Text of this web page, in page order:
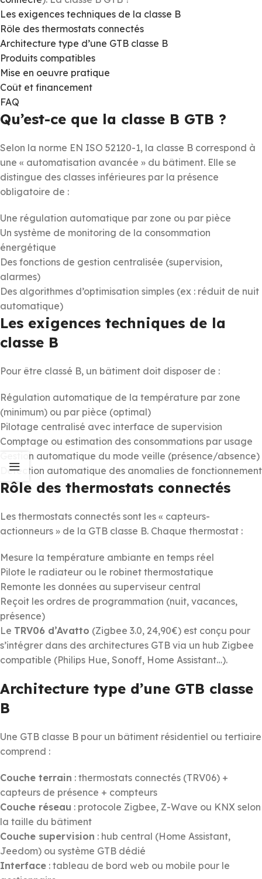
Les exigences techniques de la classe B
Rôle des thermostats connectés
Architecture type d’une GTB classe B
Produits compatibles
Mise en oeuvre pratique
Coût et financement
FAQ
Qu’est-ce que la classe B GTB ?
Selon la norme EN ISO 52120-1, la classe B correspond à
une « automatisation avancée » du bâtiment. Elle se
distingue des classes inférieures par la présence
obligatoire de :
Une régulation automatique par zone ou par pièce
Un système de monitoring de la consommation
énergétique
Des fonctions de gestion centralisée (supervision,
alarmes)
Des algorithmes d’optimisation simples (ex : réduit de nuit
automatique)
Les exigences techniques de la
classe B
Pour être classé B, un bâtiment doit disposer de :
Régulation automatique de la température par zone
(minimum) ou par pièce (optimal)
Pilotage centralisé avec interface de supervision
Comptage ou estimation des consommations par usage
Gestion automatique du mode veille (présence/absence)
Détection automatique des anomalies de fonctionnement
Rôle des thermostats connectés
Les thermostats connectés sont les « capteurs-
actionneurs » de la GTB classe B. Chaque thermostat :
Mesure la température ambiante en temps réel
Pilote le radiateur ou le robinet thermostatique
Remonte les données au superviseur central
Reçoit les ordres de programmation (nuit, vacances,
présence)
Le TRV06 d’Avatto (Zigbee 3.0, 24,90€) est conçu pour
s’intégrer dans des architectures GTB via un hub Zigbee
compatible (Philips Hue, Sonoff, Home Assistant…).
Architecture type d’une GTB classe
B
Une GTB classe B pour un bâtiment résidentiel ou tertiaire
comprend :
Couche terrain : thermostats connectés (TRV06) +
capteurs de présence + compteurs
Couche réseau : protocole Zigbee, Z-Wave ou KNX selon
la taille du bâtiment
Couche supervision : hub central (Home Assistant,
Jeedom) ou système GTB dédié
Interface : tableau de bord web ou mobile pour le